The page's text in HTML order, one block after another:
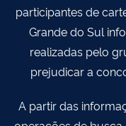
participantes de
Grande do Sul
realizadas pelo
prejudicar a
A partir das